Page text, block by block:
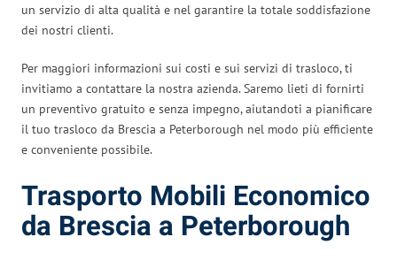
un servizio di alta qualità e nel garantire la totale soddisfazione
dei nostri clienti.
Per maggiori informazioni sui costi e sui servizi di trasloco, ti
invitiamo a contattare la nostra azienda. Saremo lieti di fornirti
un preventivo gratuito e senza impegno, aiutandoti a pianificare
il tuo trasloco da Brescia a Peterborough nel modo più efficiente
e conveniente possibile.
Trasporto Mobili Economico
da Brescia a Peterborough